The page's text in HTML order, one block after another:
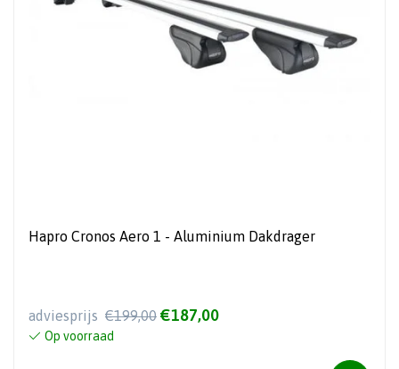
Hapro Cronos Aero 1 - Aluminium Dakdrager
adviesprijs €199,00 €187,00
Op voorraad